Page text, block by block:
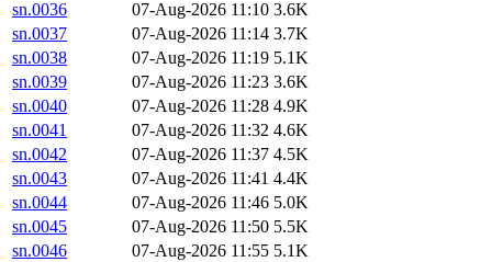
sn.0036
07-Aug-2026 11:10 3.6K
sn.0037
07-Aug-2026 11:14 3.7K
sn.0038
07-Aug-2026 11:19 5.1K
sn.0039
07-Aug-2026 11:23 3.6K
sn.0040
07-Aug-2026 11:28 4.9K
sn.0041
07-Aug-2026 11:32 4.6K
sn.0042
07-Aug-2026 11:37 4.5K
sn.0043
07-Aug-2026 11:41 4.4K
sn.0044
07-Aug-2026 11:46 5.0K
sn.0045
07-Aug-2026 11:50 5.5K
sn.0046
07-Aug-2026 11:55 5.1K